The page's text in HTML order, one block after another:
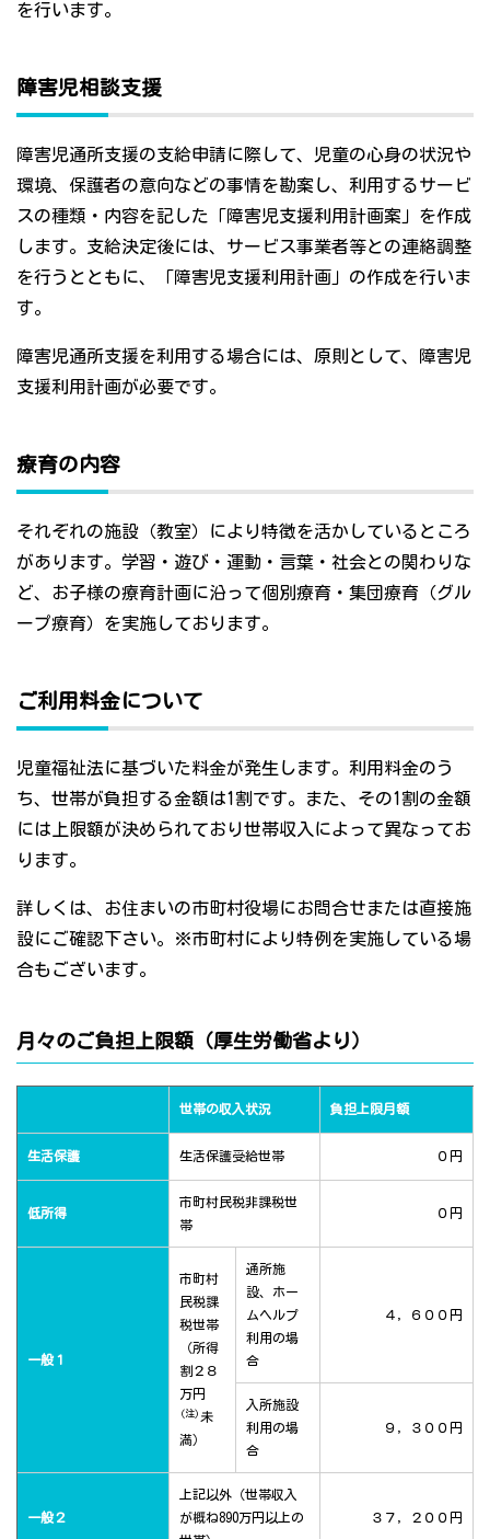
を行います。
障害児相談支援
障害児通所支援の支給申請に際して、児童の心身の状況や
環境、保護者の意向などの事情を勘案し、利用するサービ
スの種類・内容を記した「障害児支援利用計画案」を作成
します。支給決定後には、サービス事業者等との連絡調整
を行うとともに、「障害児支援利用計画」の作成を行いま
す。
障害児通所支援を利用する場合には、原則として、障害児
支援利用計画が必要です。
療育の内容
それぞれの施設（教室）により特徴を活かしているところ
があります。学習・遊び・運動・言葉・社会との関わりな
ど、お子様の療育計画に沿って個別療育・集団療育（グル
ープ療育）を実施しております。
ご利用料金について
児童福祉法に基づいた料金が発生します。利用料金のう
ち、世帯が負担する金額は1割です。また、その1割の金額
には上限額が決められており世帯収入によって異なってお
ります。
詳しくは、お住まいの市町村役場にお問合せまたは直接施
設にご確認下さい。※市町村により特例を実施している場
合もございます。
月々のご負担上限額（厚生労働省より）
世帯の収入状況 負担上限月額
生活保護 生活保護受給世帯 ０円
低所得
市町村民税非課税世
帯
０円
一般１
市町村
民税課
税世帯
（所得
割２８
万円
(注) 未
満）
通所施
設、ホー
ムヘルプ
利用の場
合
４，６００円
入所施設
利用の場
合
９，３００円
一般２
上記以外（世帯収入
が概ね890万円以上の
３７，２００円